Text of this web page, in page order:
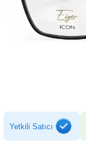
Yetkili Satıcı